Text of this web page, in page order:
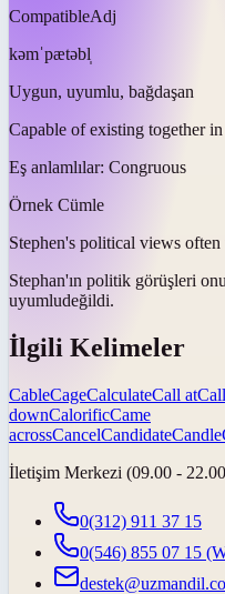
CompatibleAdj
kəmˈpætəbl̩
Uygun, uyumlu, bağdaşan
Capable of existing together
Eş anlamlılar: Congruous
Örnek Cümle
Stephen's political views
Stephan'ın politik görüşleri
uyumludeğildi.
İlgili Kelimeler
CableCageCalculateCall at
downCalorificCame
acrossCancelCandidateCandle
İletişim Merkezi (09.00 -
0(312) 911 37 15
0(546) 855 07 15